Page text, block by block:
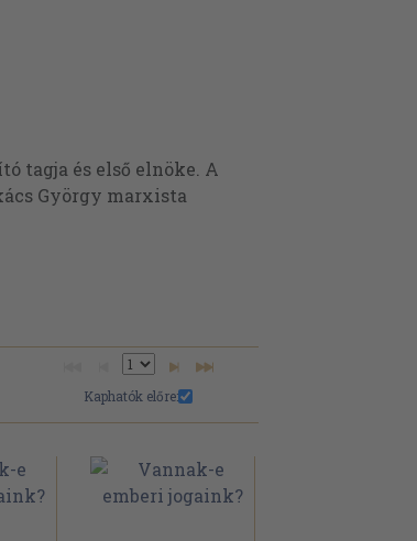
tagja és első elnöke. A
György marxista
Kaphatók előre: